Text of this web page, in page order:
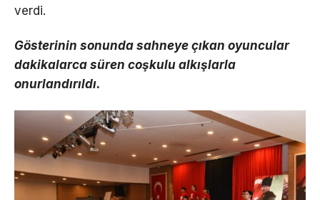
verdi.
Gösterinin sonunda sahneye çıkan oyuncular
dakikalarca süren coşkulu alkışlarla
onurlandırıldı.